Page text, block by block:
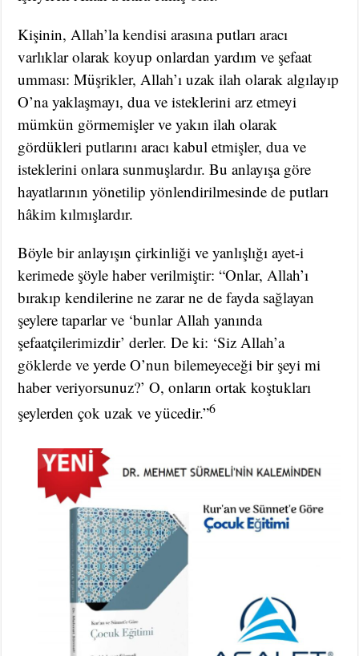
Kişinin, Allah’la kendisi arasına putları aracı
varlıklar olarak koyup onlardan yardım ve şefaat
umması: Müşrikler, Allah’ı uzak ilah olarak algılayıp
O’na yaklaşmayı, dua ve isteklerini arz etmeyi
mümkün görmemişler ve yakın ilah olarak
gördükleri putlarını aracı kabul etmişler, dua ve
isteklerini onlara sunmuşlardır. Bu anlayışa göre
hayatlarının yönetilip yönlendirilmesinde de putları
hâkim kılmışlardır.
Böyle bir anlayışın çirkinliği ve yanlışlığı ayet-i
kerimede şöyle haber verilmiştir: “Onlar, Allah’ı
bırakıp kendilerine ne zarar ne de fayda sağlayan
şeylere taparlar ve ‘bunlar Allah yanında
şefaatçilerimizdir’ derler. De ki: ‘Siz Allah’a
göklerde ve yerde O’nun bilemeyeceği bir şeyi mi
haber veriyorsunuz?’ O, onların ortak koştukları
şeylerden çok uzak ve yücedir.”6